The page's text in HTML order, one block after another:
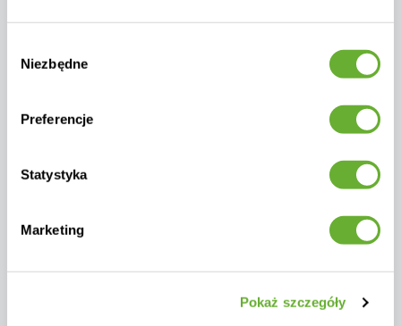
zgody
Niezbędne
Preferencje
Statystyka
Marketing
Pokaż szczegóły
2 695 zł
Cena netto: 2 191 zł
DODAJ DO KOSZYKA
Cena netto: 939 zł
NIEDOSTĘPNY
-8%